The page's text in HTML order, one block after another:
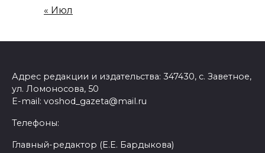
« Июл
Адрес редакции и издательства: 347430, с. Заветное,
ул. Ломоносова, 50
E-mail: voshod_gazeta@mail.ru
Телефоны:
Главный-редактор (Е.Е. Бардыкова)